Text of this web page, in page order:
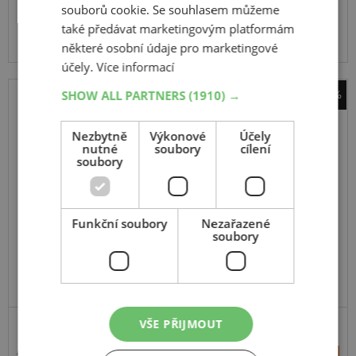
SKLADEM Expedujeme do 2 dnů
Na prodejně v Opavě do 2 dnů.
Centrální sklad 0 ks.
-38%
sněhové řetězy Pewag
Servo SUV RSV 75
souborů cookie. Se souhlasem můžeme
také předávat marketingovým platformám
některé osobní údaje pro marketingové
účely.Více informací
SHOW ALL PARTNERS(1910) →
Nezbytně
nutné
soubory
Výkonové
soubory
Účely
cílení
Funkční soubory
Nezařazené
soubory
VŠE PŘIJMOUT